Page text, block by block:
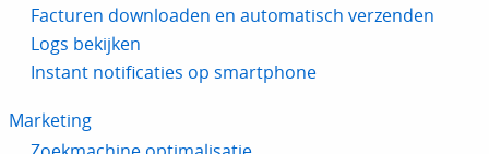
Facturen downloaden en automatisch verzenden
Logs bekijken
Instant notificaties op smartphone
Marketing